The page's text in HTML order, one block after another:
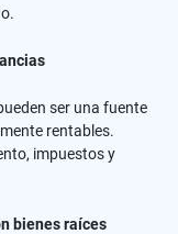
ser una fuente
rentables.
impuestos y
bienes raíces